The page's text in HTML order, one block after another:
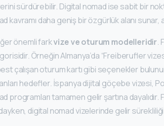
sürdürebilir. Digital nomad ise sabit bir
kavramı daha geniş bir özgürlük alanı
önemli farkvize ve oturum modelleridir.
Örneğin Almanya’da “Freiberufler
çalışan oturum kartı gibi seçenekler
hedefler. İspanya dijital göçebe vizesi,
programları tamamen gelir şartına
digital nomad vizelerinde gelir